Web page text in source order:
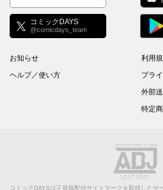
コミックDAYS
@comicdays_team
お知らせ
ヘルプ／使い方
利用
プラ
外部
特定
コミックDAYSは正規版配信サイトマークを取得したサ